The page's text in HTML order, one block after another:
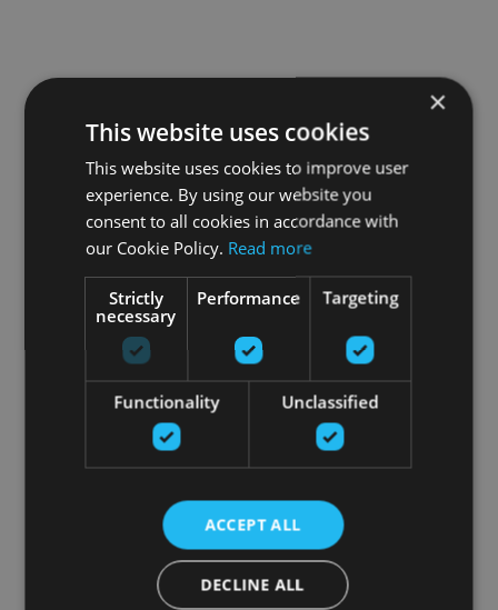
×
This website uses cookies
This website uses cookies to improve user
experience. By using our website you
consent to all cookies in accordance with
our Cookie Policy. Read more
Strictly
necessary
Performance Targeting
Functionality Unclassified
ACCEPT ALL
DECLINE ALL